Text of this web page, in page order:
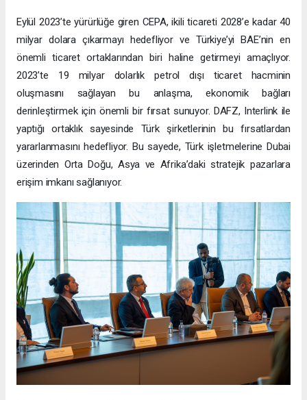
Eylül 2023’te yürürlüğe giren CEPA, ikili ticareti 2028’e kadar 40
milyar dolara çıkarmayı hedefliyor ve Türkiye’yi BAE’nin en
önemli ticaret ortaklarından biri haline getirmeyi amaçlıyor.
2023’te 19 milyar dolarlık petrol dışı ticaret hacminin
oluşmasını sağlayan bu anlaşma, ekonomik bağları
derinleştirmek için önemli bir fırsat sunuyor. DAFZ, Interlink ile
yaptığı ortaklık sayesinde Türk şirketlerinin bu fırsatlardan
yararlanmasını hedefliyor. Bu sayede, Türk işletmelerine Dubai
üzerinden Orta Doğu, Asya ve Afrika’daki stratejik pazarlara
erişim imkanı sağlanıyor.